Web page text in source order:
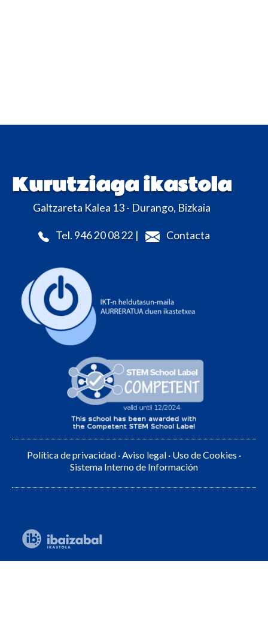
Kurutziaga ikastola
Galtzareta Kalea 13 - Durango, Bizkaia
Tel. 946 20 08 22 | Contacta
Política de privacidad ·Aviso legal · Uso de Cookies ·
Sistema Interno de Información